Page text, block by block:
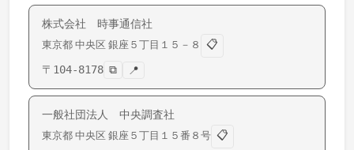
株式会社 時事通信社
東京都 中央区 銀座 ５丁目１５－８
📋
〒 104-8178 ⧉ 📍
一般社団法人 中央調査社
東京都 中央区 銀座 ５丁目１５番８号 📋